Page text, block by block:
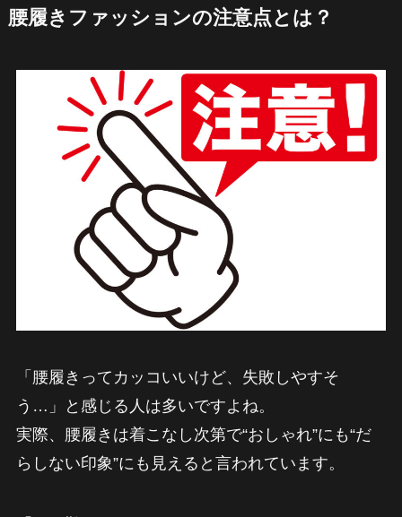
腰履きファッションの注意点とは？
「腰履きってカッコいいけど、失敗しやすそ
う…」と感じる人は多いですよね。
実際、腰履きは着こなし次第で“おしゃれ”にも“だ
らしない印象”にも見えると言われています。